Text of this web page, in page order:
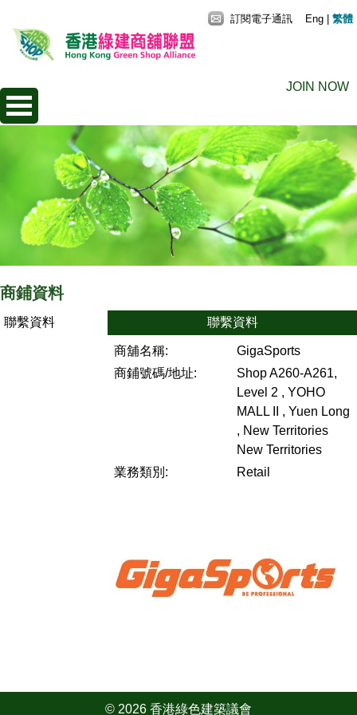
JOIN NOW
訂閱電子通訊 Eng 繁體
商鋪資料
聯繫資料 聯繫資料
商舖名稱:
GigaSports
商鋪號碼/地址:
Shop A260-A261,
Level 2 , YOHO
MALL II , Yuen Long
, New Territories
New Territories
業務類別:
Retail
© 2026 香港綠色建築議會